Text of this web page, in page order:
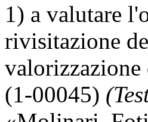
1) a valutare
rivisitazione
(1-00045)